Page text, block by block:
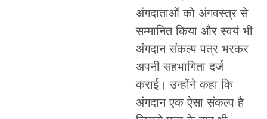
अंगदाताओं को अंगवस्त्र से
सम्मानित किया और स्वयं भी
अंगदान संकल्प पत्र भरकर
अपनी सहभागिता दर्ज
कराई। उन्होंने कहा कि
अंगदान एक ऐसा संकल्प है